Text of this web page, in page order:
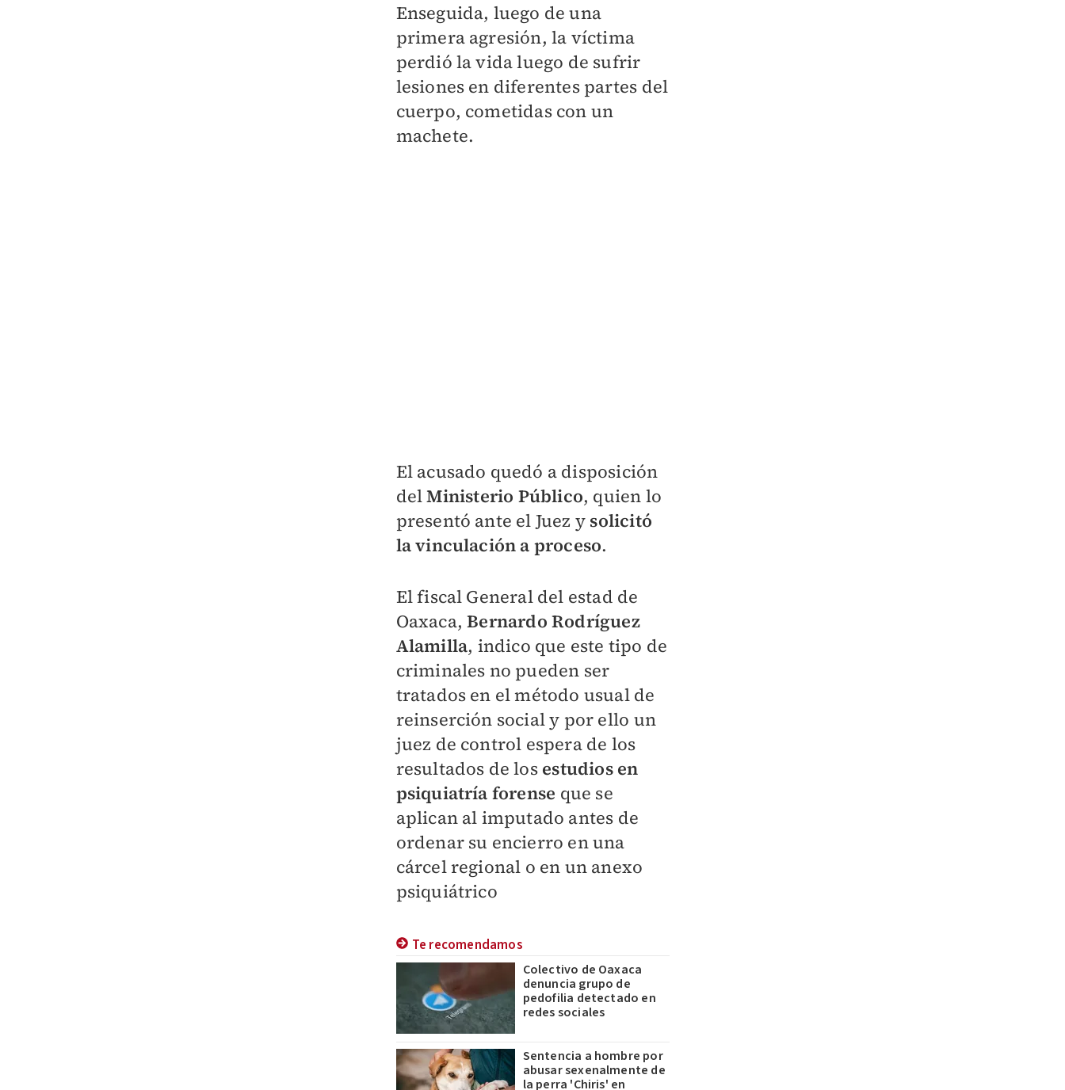
Enseguida, luego de una
primera agresión, la víctima
perdió la vida luego de sufrir
lesiones en diferentes partes del
cuerpo, cometidas con un
machete.
El acusado quedó a disposición
delMinisterio Público, quien lo
presentó ante el Juez y solicitó
la vinculación a proceso.
El fiscal General del estad de
Oaxaca,Bernardo Rodríguez
Alamilla, indico que este tipo de
criminales no pueden ser
tratados en el método usual de
reinserción social y por ello un
juez de control espera de los
resultados de los estudios en
psiquiatría forense que se
aplican al imputado antes de
ordenar su encierro en una
cárcel regional o en un anexo
psiquiátrico
Te recomendamos
Colectivo de Oaxaca
denuncia grupo de
pedofilia detectado en
redes sociales
Sentencia a hombre por
abusar sexenalmente de
la perra 'Chiris' en